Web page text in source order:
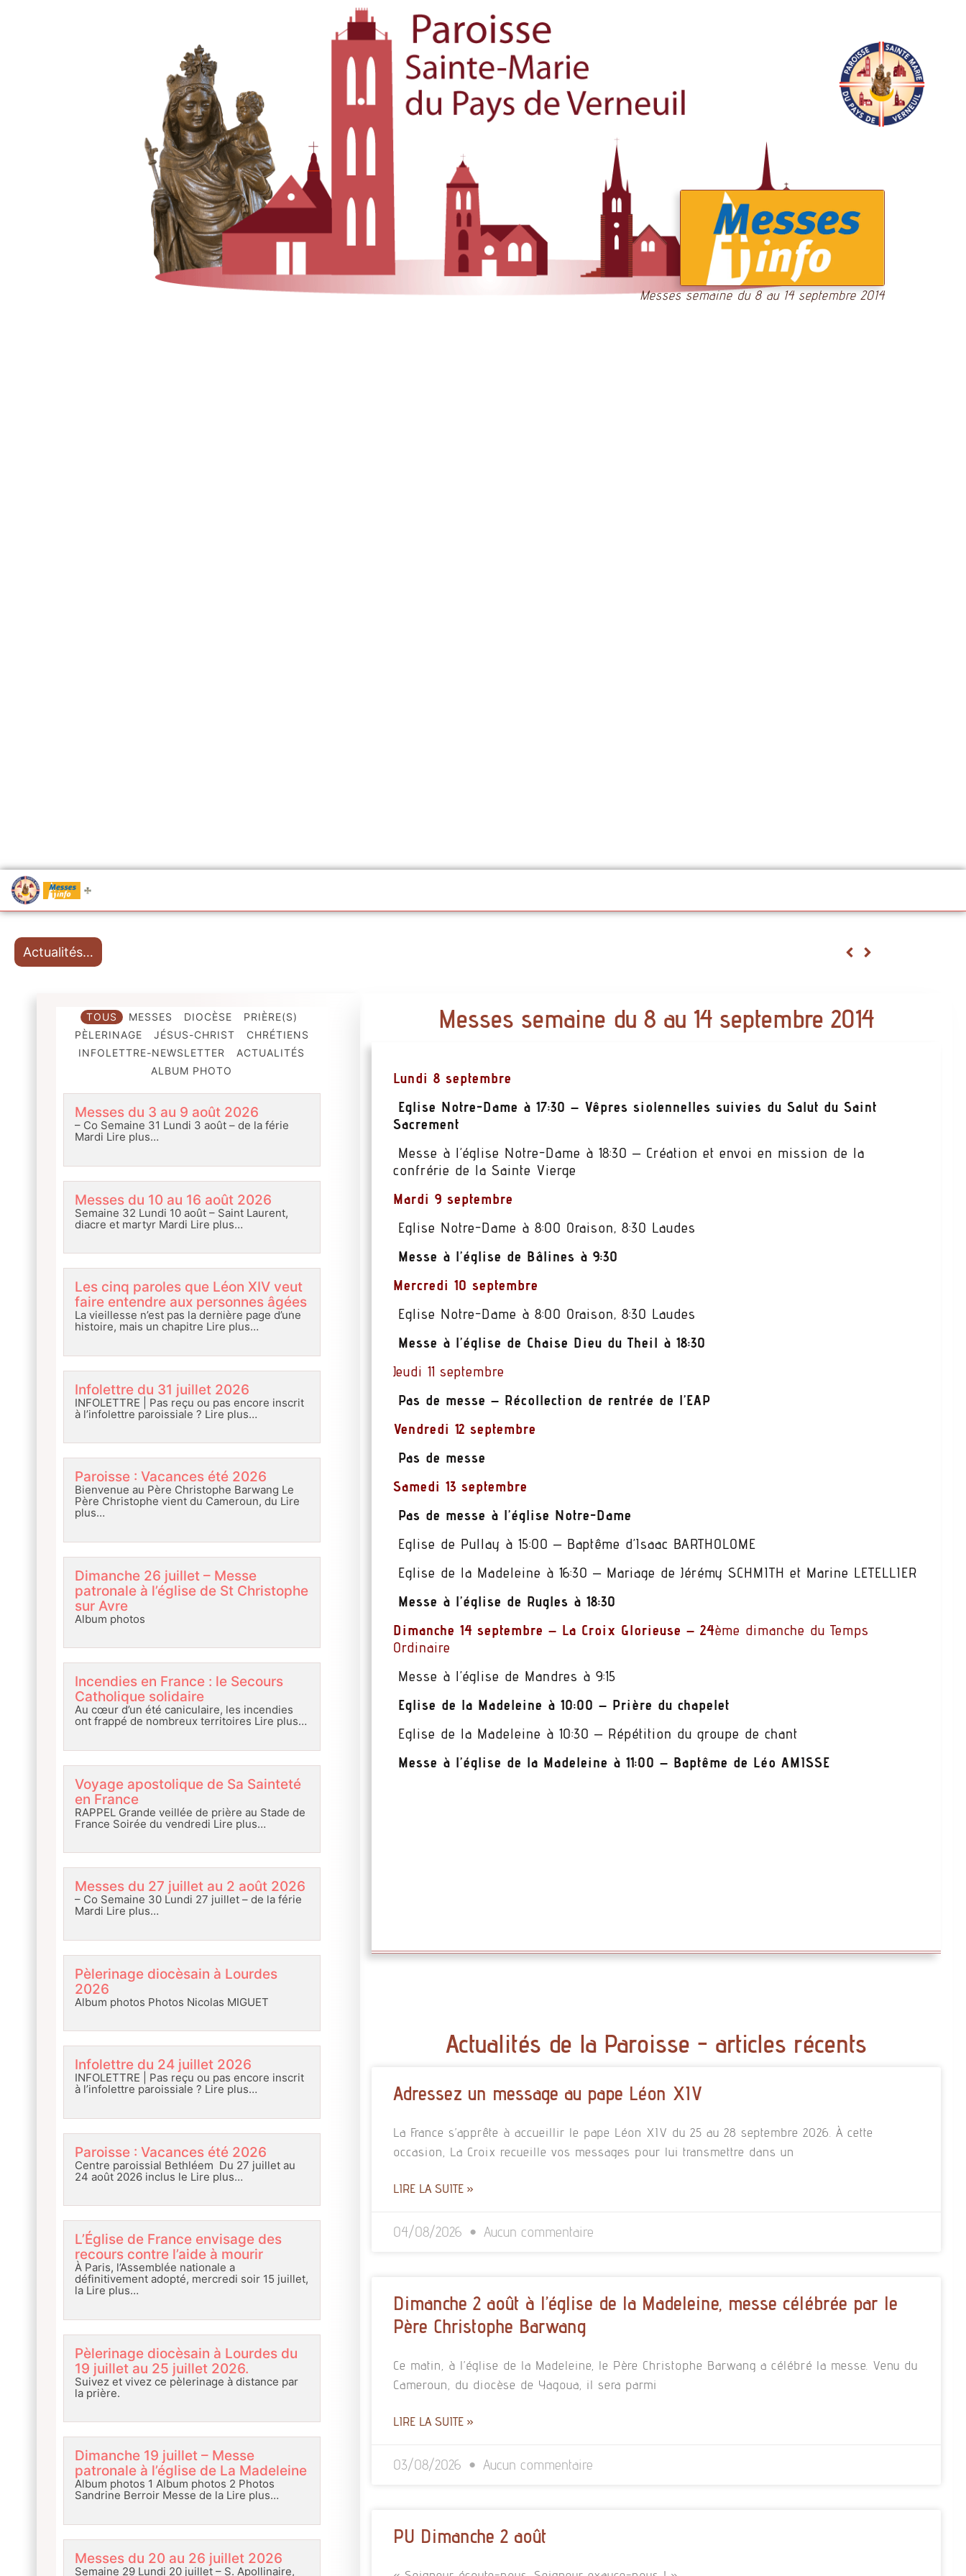
Messes semaine du 8 au 14 septembre 2014
Messes
Actualités…
TOUS MESSES DIOCÈSE
PRIÈRE(S)
PÈLERINAGE
JÉSUS-CHRIST
CHRÉTIENS
INFOLETTRE-NEWSLETTER
ACTUALITÉS
ALBUM PHOTO
Messes du 3 au 9 août 2026
– Co Semaine 31 Lundi 3 août – de la férie
Mardi Lire plus…
Messes du 10 au 16 août 2026
Semaine 32 Lundi 10 août – Saint Laurent,
diacre et martyr Mardi Lire plus…
Les cinq paroles que Léon XIV veut
faire entendre aux personnes âgées
La vieillesse n’est pas la dernière page d’une
histoire, mais un chapitre Lire plus…
Infolettre du 31 juillet 2026
INFOLETTRE | Pas reçu ou pas encore inscrit
à l’infolettre paroissiale ? Lire plus…
Paroisse : Vacances été 2026
Bienvenue au Père Christophe Barwang Le
Père Christophe vient du Cameroun, du Lire
plus…
Dimanche 26 juillet – Messe
patronale à l’église de St Christophe
sur Avre
Album photos
Incendies en France : le Secours
Catholique solidaire
Au cœur d’un été caniculaire, les incendies
ont frappé de nombreux territoires Lire plus…
Voyage apostolique de Sa Sainteté
en France
RAPPEL Grande veillée de prière au Stade de
France Soirée du vendredi Lire plus…
Messes du 27 juillet au 2 août 2026
– Co Semaine 30 Lundi 27 juillet – de la férie
Mardi Lire plus…
Pèlerinage diocèsain à Lourdes
2026
Album photos Photos Nicolas MIGUET
Infolettre du 24 juillet 2026
INFOLETTRE | Pas reçu ou pas encore inscrit
à l’infolettre paroissiale ? Lire plus…
Paroisse : Vacances été 2026
Centre paroissial Bethléem Du 27 juillet au
24 août 2026 inclus le Lire plus…
L’Église de France envisage des
recours contre l’aide à mourir
À Paris, l’Assemblée nationale a
définitivement adopté, mercredi soir 15 juillet,
la Lire plus…
Pèlerinage diocèsain à Lourdes du
19 juillet au 25 juillet 2026.
Suivez et vivez ce pèlerinage à distance par
la prière.
Dimanche 19 juillet – Messe
patronale à l’église de La Madeleine
Album photos 1 Album photos 2 Photos
Sandrine Berroir Messe de la Lire plus…
Messes du 20 au 26 juillet 2026
Semaine 29 Lundi 20 juillet – S. Apollinaire,
Messes semaine du 8 au 14 septembre 2014
Lundi 8 septembre
Eglise Notre-Dame à 17:30 – Vêpres siolennelles suivies du Salut du Saint
Sacrement
Messe à l’église Notre-Dame à 18:30 – Création et envoi en mission de la
confrérie de la Sainte Vierge
Mardi 9 septembre
Eglise Notre-Dame à 8:00 Oraison, 8:30 Laudes
Messe à l’église de Bâlines à 9:30
Mercredi 10 septembre
Eglise Notre-Dame à 8:00 Oraison, 8:30 Laudes
Messe à l’église de Chaise Dieu du Theil à 18:30
Jeudi 11 septembre
Pas de messe – Récollection de rentrée de l’EAP
Vendredi 12 septembre
Pas de messe
Samedi 13 septembre
Pas de messe à l’église Notre-Dame
Eglise de Pullay à 15:00 – Baptême d’Isaac BARTHOLOME
Eglise de la Madeleine à 16:30 – Mariage de Jérémy SCHMITH et Marine LETELLIER
Messe à l’église de Rugles à 18:30
Dimanche 14 septembre – La Croix Glorieuse – 24ème dimanche du Temps
Ordinaire
Messe à l’église de Mandres à 9:15
Eglise de la Madeleine à 10:00 – Prière du chapelet
Eglise de la Madeleine à 10:30 – Répétition du groupe de chant
Messe à l’église de la Madeleine à 11:00 – Baptême de Léo AMISSE
Actualités de la Paroisse - articles récents
Adressez un message au pape Léon XIV
La France s’apprête à accueillir le pape Léon XIV du 25 au 28 septembre 2026. À cette
occasion, La Croix recueille vos messages pour lui transmettre dans un
LIRE LA SUITE »
04/08/2026 Aucun commentaire
Dimanche 2 août à l’église de la Madeleine, messe célébrée par le
Père Christophe Barwang
Ce matin, à l’église de la Madeleine, le Père Christophe Barwang a célébré la messe. Venu du
Cameroun, du diocèse de Yagoua, il sera parmi
LIRE LA SUITE »
03/08/2026 Aucun commentaire
PU Dimanche 2 août